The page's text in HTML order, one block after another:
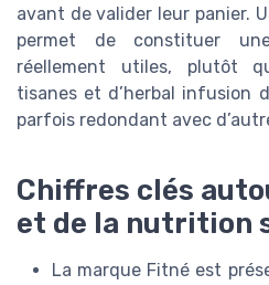
avant de valider leur panier.
permet de constituer
réellement utiles, plutôt
tisanes et d’herbal infusion
parfois redondant avec
Chiffres clés
et de la nutrition
La marque Fitné est